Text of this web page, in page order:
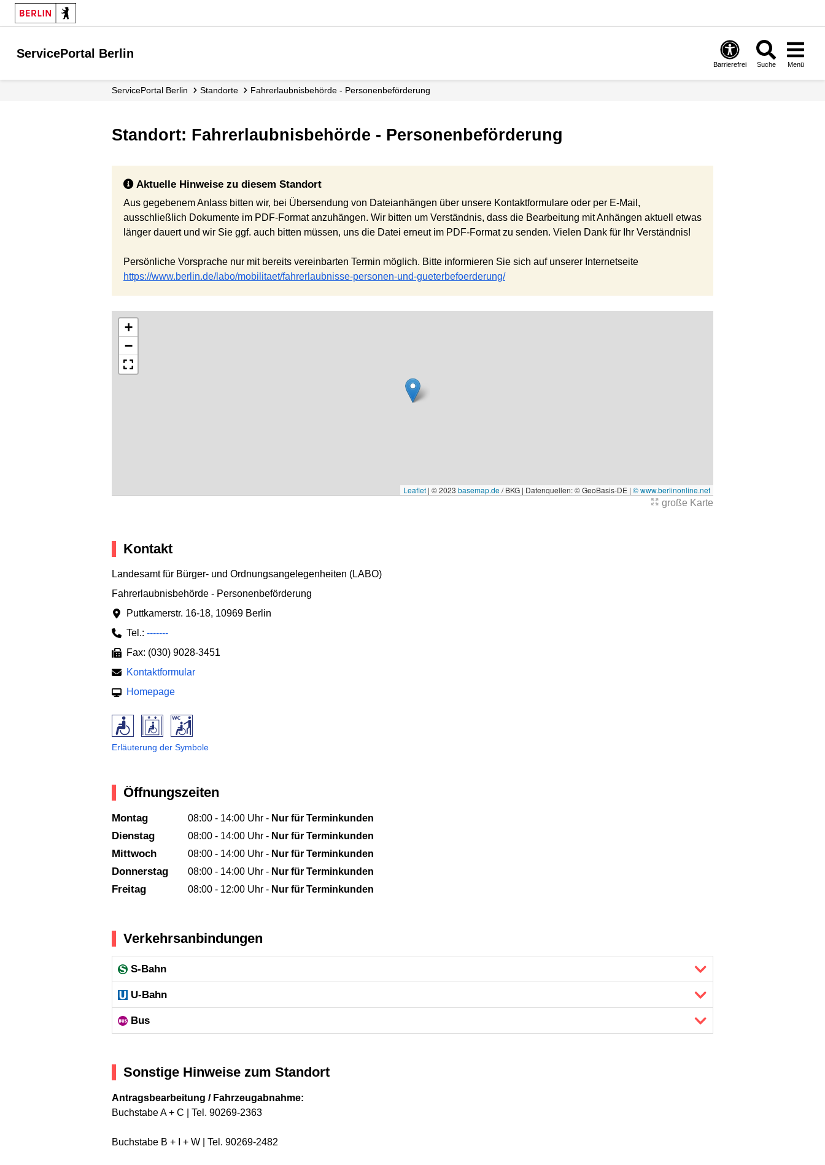
ServicePortal Berlin
Barrierefrei Suche Menü
ServicePortal Berlin Standorte Fahrerlaubnisbehörde - Personenbeförderung
Standort: Fahrerlaubnisbehörde - Personenbeförderung
Aktuelle Hinweise zu diesem Standort
Aus gegebenem Anlass bitten wir, bei Übersendung von Dateianhängen über unsere Kontaktformulare oder per E-Mail,
ausschließlich Dokumente im PDF-Format anzuhängen. Wir bitten um Verständnis, dass die Bearbeitung mit Anhängen aktuell etwas
länger dauert und wir Sie ggf. auch bitten müssen, uns die Datei erneut im PDF-Format zu senden. Vielen Dank für Ihr Verständnis!
Persönliche Vorsprache nur mit bereits vereinbarten Termin möglich. Bitte informieren Sie sich auf unserer Internetseite
https://www.berlin.de/labo/mobilitaet/fahrerlaubnisse-personen-und-gueterbefoerderung/
+
−
Leaflet | © 2023 basemap.de/ BKG | Datenquellen: © GeoBasis-DE | © www.berlinonline.net
große Karte
Kontakt
Landesamt für Bürger- und Ordnungsangelegenheiten (LABO)
Fahrerlaubnisbehörde - Personenbeförderung
Puttkamerstr. 16-18, 10969 Berlin
Tel.: -------
Fax: (030) 9028-3451
Kontaktformular
Homepage
Erläuterung der Symbole
Öffnungszeiten
Montag 08:00 - 14:00 Uhr - Nur für Terminkunden
Dienstag 08:00 - 14:00 Uhr - Nur für Terminkunden
Mittwoch 08:00 - 14:00 Uhr - Nur für Terminkunden
Donnerstag 08:00 - 14:00 Uhr - Nur für Terminkunden
Freitag 08:00 - 12:00 Uhr - Nur für Terminkunden
Verkehrsanbindungen
S-Bahn
U-Bahn
Bus
Sonstige Hinweise zum Standort
Antragsbearbeitung / Fahrzeugabnahme:
Buchstabe A + C | Tel. 90269-2363
Buchstabe B + I + W | Tel. 90269-2482